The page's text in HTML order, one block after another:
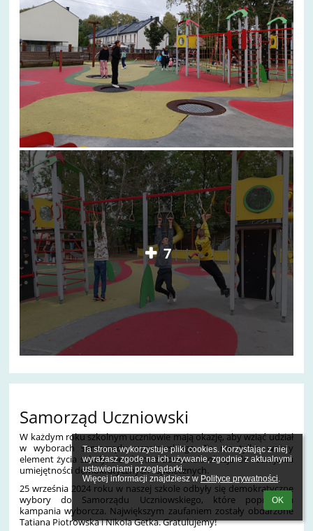
Ta strona wykorzystuje pliki cookies. Korzystając z niej
wyrażasz zgodę na ich używanie, zgodnie z aktualnymi
ustawieniami przeglądarki.
Więcej informacji znajdziesz w Polityce prywatności.
OK
7
Samorząd Uczniowski
W każdym roku szkolnym uczniowie mają okazję, aby wziąć udział
w wyborach samorządu uczniowskiego. To nie tylko ważny
element życia szkoły, ale również doskonała okazja do rozwijania
umiejętności demokratycznych i społecznych.
25 września 2024 roku w naszej szkole odbyły się demokratyczne
wybory do Samorządu Uczniowskiego, które poprzedziła
kampania wyborcza. Największym zaufaniem zostały obdarzone
Tatiana Piotrowska i Nikola Getka. Gratulujemy!